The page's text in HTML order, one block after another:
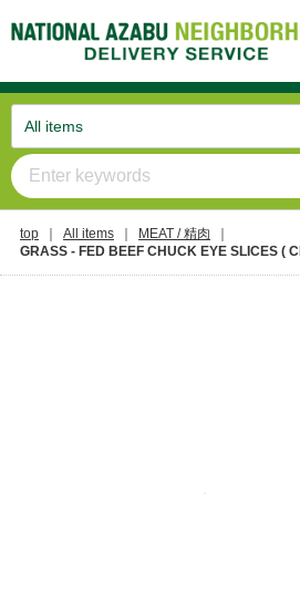
top All items
MEAT / 精肉
GRASS - FED BEEF CHUCK EYE SLICES (